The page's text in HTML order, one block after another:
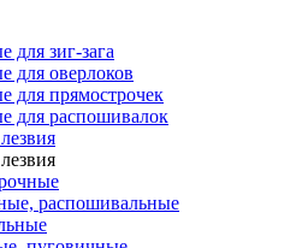
зиг-зага
оверлоков
прямострочек
для распошивалок
распошивальные